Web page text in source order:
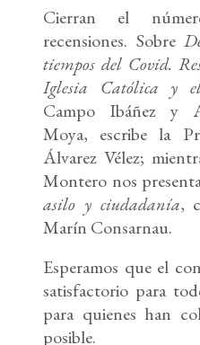
Cierran el
recensiones. Sobre
tiempos del Covid.
Iglesia Católica y
Campo Ibáñez y
Moya, escribe la
Álvarez Vélez;
Montero nos
asilo y ciudadanía,
Marín Consarnau.
Esperamos que el
satisfactorio para
para quienes han
posible.